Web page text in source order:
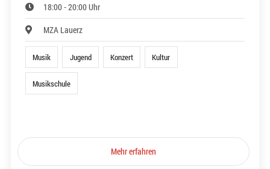
18:00 - 20:00 Uhr
MZA Lauerz
Musik Jugend Konzert Kultur
Musikschule
Mehr erfahren